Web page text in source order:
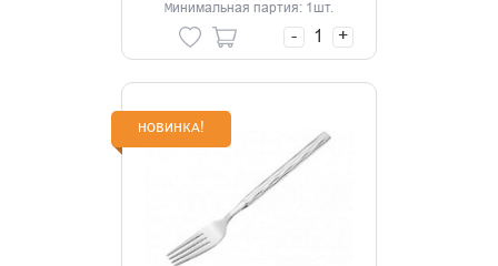
Минимальная партия: 1шт.
- +
НОВИНКА!